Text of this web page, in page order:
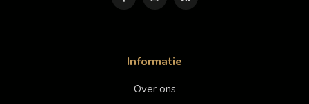
Informatie
Over ons